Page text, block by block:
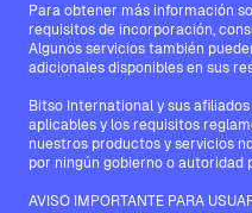
Para obtener más información
requisitos de incorporación,
Algunos servicios también
adicionales disponibles en sus
Bitso International y sus
aplicables y los requisitos
nuestros productos y servicios
por ningún gobierno o autoridad
AVISO IMPORTANTE PARA